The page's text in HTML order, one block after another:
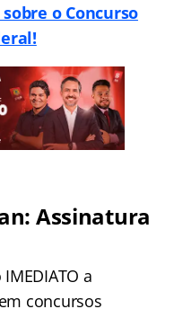
o Concurso
Assinatura
a
concursos